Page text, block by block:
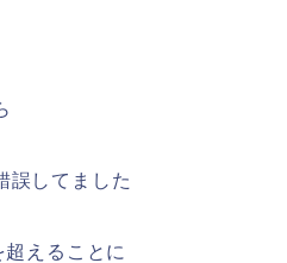
誤してました
えることに